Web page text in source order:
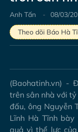
Anh Tấn
08/03/
Theo dõi Báo Hà
(Baohatinh.vn) -
trên sân nhà với
đấu, ông Nguyễn
Lĩnh Hà Tĩnh
quả vì thể lực